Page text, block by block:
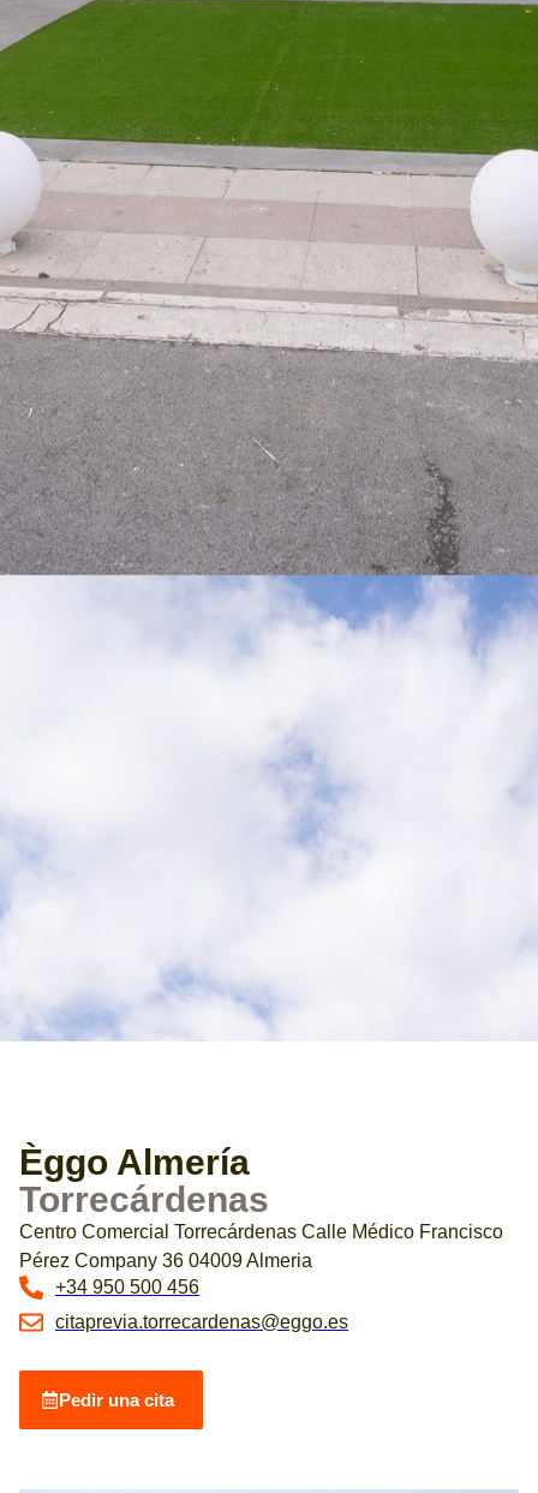
Èggo Almería
Torrecárdenas
Centro Comercial Torrecárdenas Calle Médico Francisco
Pérez Company 36 04009 Almeria
+34 950 500 456
citaprevia.torrecardenas@eggo.es
Pedir una cita